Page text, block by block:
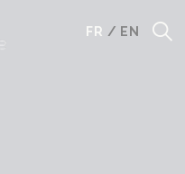
FR / EN